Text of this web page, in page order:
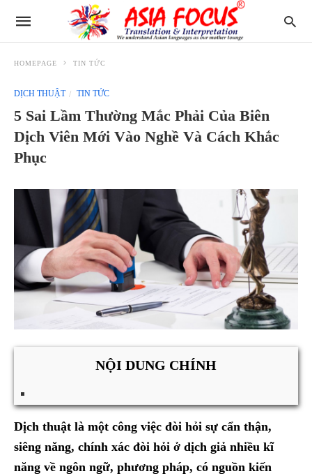
HOMEPAGE TIN TỨC
DỊCH THUẬT TIN TỨC
5 Sai Lầm Thường Mắc Phải Của Biên
Dịch Viên Mới Vào Nghề Và Cách Khắc
Phục
NỘI DUNG CHÍNH
Dịch thuật là một công việc đòi hỏi sự cẩn thận,
siêng năng, chính xác đòi hỏi ở dịch giả nhiều kĩ
năng về ngôn ngữ, phương pháp, có nguồn kiến